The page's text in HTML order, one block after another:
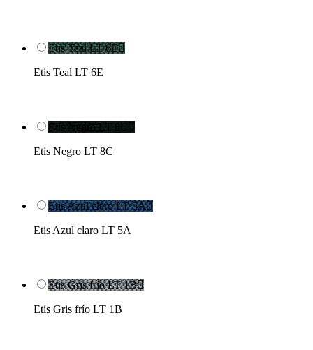
Etis Teal LT 6E
Etis Teal LT 6E
Etis Negro LT 8C 
Etis Negro LT 8C
Etis Azul claro LT 5A
Etis Azul claro LT 5A
Etis Gris frío LT 1B
Etis Gris frío LT 1B